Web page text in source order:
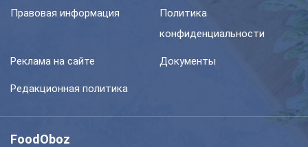
Правовая информация
Политика
конфиденциальности
Реклама на сайте Документы
Редакционная политика
FoodOboz